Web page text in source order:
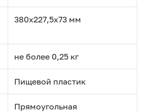
380х227,5х73 мм
не более 0,25 кг
Пищевой пластик
Прямоугольная